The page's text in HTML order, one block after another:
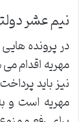
نیم عشر
در پرونده
مهریه اقدام
نیز باید
مهریه است و